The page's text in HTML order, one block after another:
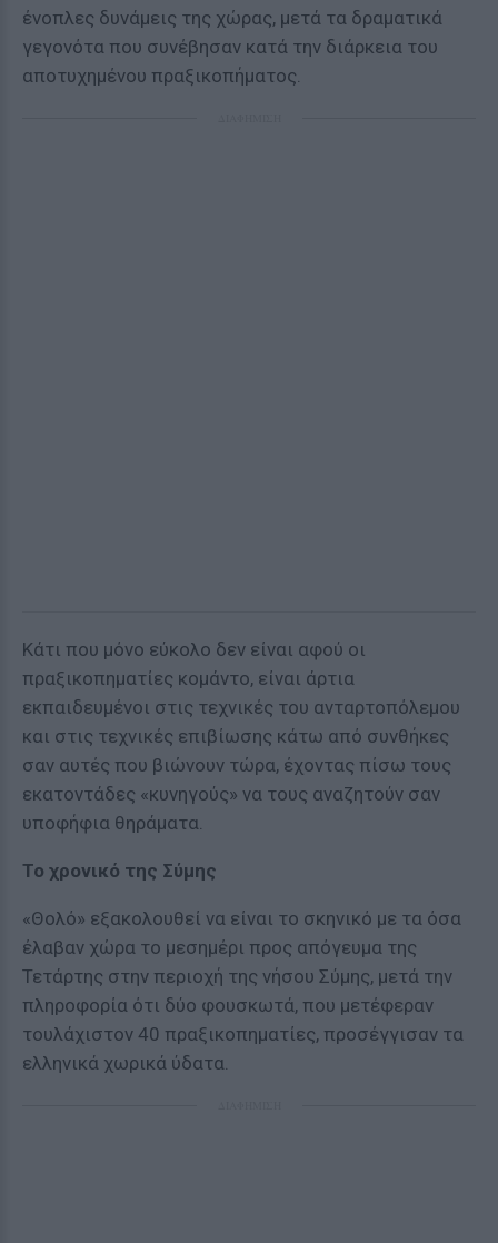
ένοπλες δυνάμεις της χώρας, μετά τα δραματικά
γεγονότα που συνέβησαν κατά την διάρκεια του
αποτυχημένου πραξικοπήματος.
Κάτι που μόνο εύκολο δεν είναι αφού οι
πραξικοπηματίες κομάντο, είναι άρτια
εκπαιδευμένοι στις τεχνικές του ανταρτοπόλεμου
και στις τεχνικές επιβίωσης κάτω από συνθήκες
σαν αυτές που βιώνουν τώρα, έχοντας πίσω τους
εκατοντάδες «κυνηγούς» να τους αναζητούν σαν
υποφήφια θηράματα.
Το χρονικό της Σύμης
«Θολό» εξακολουθεί να είναι το σκηνικό με τα όσα
έλαβαν χώρα το μεσημέρι προς απόγευμα της
Τετάρτης στην περιοχή της νήσου Σύμης, μετά την
πληροφορία ότι δύο φουσκωτά, που μετέφεραν
τουλάχιστον 40 πραξικοπηματίες, προσέγγισαν τα
ελληνικά χωρικά ύδατα.